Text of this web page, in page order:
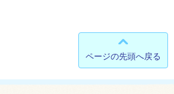
ページの先頭へ戻る